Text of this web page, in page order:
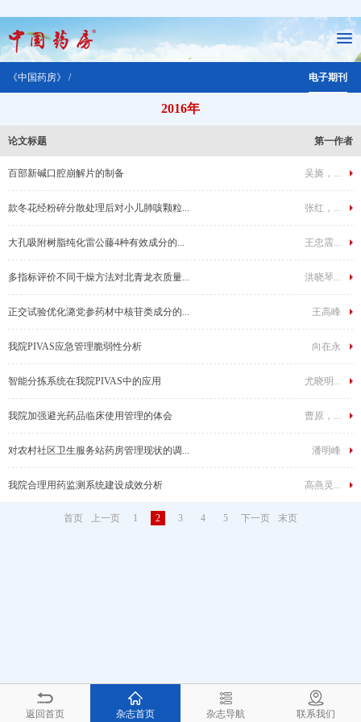
《中国药房》 / 电子期刊
2016年
论文标题 第一作者
百部新碱口腔崩解片的制备 吴旖，...
款冬花经粉碎分散处理后对小儿肺咳颗粒... 张红，...
大孔吸附树脂纯化雷公藤4种有效成分的... 王忠震...
多指标评价不同干燥方法对北青龙衣质量... 洪晓琴...
正交试验优化潞党参药材中核苷类成分的... 王高峰
我院PIVAS应急管理脆弱性分析 向在永
智能分拣系统在我院PIVAS中的应用 尤晓明...
我院加强避光药品临床使用管理的体会 曹原，...
对农村社区卫生服务站药房管理现状的调... 潘明峰
我院合理用药监测系统建设成效分析 高燕灵...
首页 上一页 1 2 3 4 5 下一页 末页
返回首页 杂志首页 杂志导航 联系我们